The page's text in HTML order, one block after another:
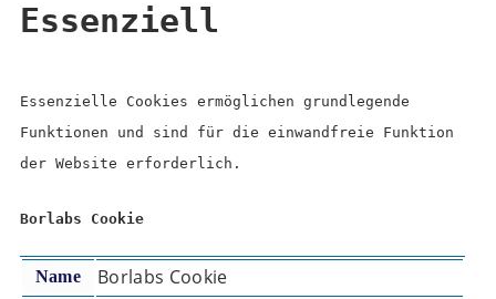
Essenziell
Essenzielle Cookies ermöglichen grundlegende
Funktionen und sind für die einwandfreie Funktion
der Website erforderlich.
Borlabs Cookie
Name Borlabs Cookie